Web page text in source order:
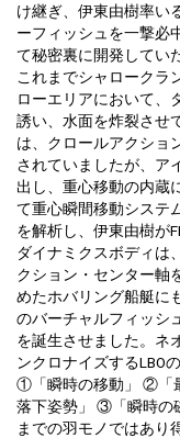
け継ぎ、伊東由樹率い
ーフィッシュを一撃必
て秘密裏に開発してい
これまでシャロークラ
ローエリアにおいて、
誘い、水面を炸裂させ
は、クロールアクショ
されていましたが、ア
出し、重心移動の内蔵
て重心瞬間移動システ
を解析し、伊東由樹が
ダイナミクスボディは
クション・センター軸
めたホバリング船艇に
のバーチャルフィッシ
を誕生させました。ネ
ンクロナイズするLBO
①「瞬時の移動」 ②「
落下姿勢」 ③「瞬時の
までの羽モノではあり